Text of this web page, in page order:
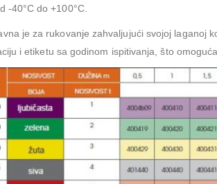
-40°C do +100°C.
je za rukovanje zahvaljujući svojoj laganoj
i etiketu sa godinom ispitivanja, što